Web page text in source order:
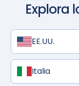
Explora
EE.UU.
Italia